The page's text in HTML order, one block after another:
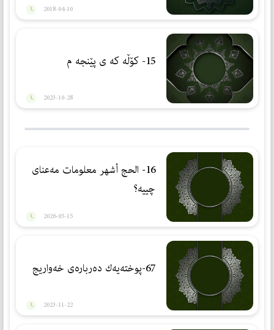
2018-04-10
15- كۆڵه كه ی پێنجه م
2023-10-28
16- الحج أشهر معلومات مەعنای
چییە؟
2026-05-15
67-پوختەیەك دەربارەی خەواریج
2023-11-22